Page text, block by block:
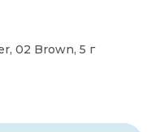
02 Brown, 5 г